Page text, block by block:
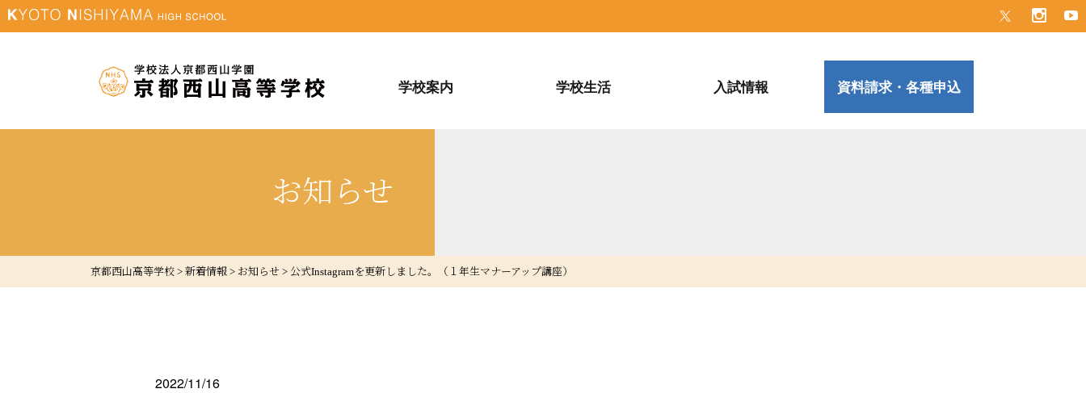
学校案内 学校生活 入試情報 資料請求・各種申込
お知らせ
京都西山高等学校 > 新着情報 > お知らせ > 公式Instagramを更新しました。（１年生マナーアップ講座）
2022/11/16